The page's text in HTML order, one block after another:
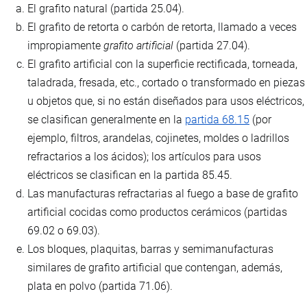
El grafito natural (partida 25.04).
El grafito de retorta o carbón de retorta, llamado a veces
impropiamente grafito artificial (partida 27.04).
El grafito artificial con la superficie rectificada, torneada,
taladrada, fresada, etc., cortado o transformado en piezas
u objetos que, si no están diseñados para usos eléctricos,
se clasifican generalmente en la partida 68.15 (por
ejemplo, filtros, arandelas, cojinetes, moldes o ladrillos
refractarios a los ácidos); los artículos para usos
eléctricos se clasifican en la partida 85.45.
Las manufacturas refractarias al fuego a base de grafito
artificial cocidas como productos cerámicos (partidas
69.02 o 69.03).
Los bloques, plaquitas, barras y semimanufacturas
similares de grafito artificial que contengan, además,
plata en polvo (partida 71.06).